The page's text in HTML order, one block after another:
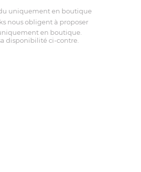
uniquement en boutique
nous obligent à proposer
en boutique.
disponibilité ci-contre.